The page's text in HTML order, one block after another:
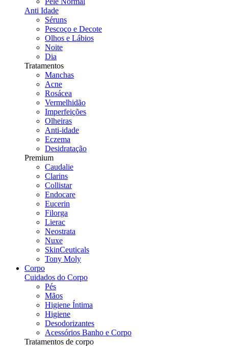
Anti Idade
Séruns
Pescoço e Decote
Olhos e Lábios
Noite
Dia
Tratamentos
Manchas
Acne
Rosácea
Vermelhidão
Imperfeições
Olheiras
Anti-idade
Eczema
Desidratação
Premium
Caudalie
Clarins
Collistar
Endocare
Eucerin
Filorga
Lierac
Neostrata
Nuxe
SkinCeuticals
Tony Moly
Corpo
Cuidados do Corpo
Pés
Mãos
Higiene Íntima
Higiene
Desodorizantes
Acessórios Banho e Corpo
Tratamentos de corpo